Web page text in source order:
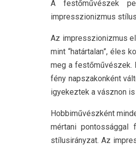
A festőművészek
impresszionizmus
Az impresszionizmus
mint “határtalan”, éles
meg a festőművészek.
fény napszakonként
igyekeztek a vásznon
Hobbiművészként
mértani pontossággal
stílusirányzat. Az